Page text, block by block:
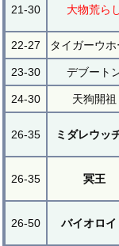
21-30 大物荒ら
22-27 タイガーウホ
23-30 デブート
24-30 天狗開祖
26-35 ミダレウッ
26-35 冥王
26-50 バイオロイ